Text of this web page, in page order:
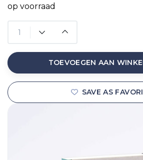
op voorraad
TOEVOEGEN AAN
SAVE AS